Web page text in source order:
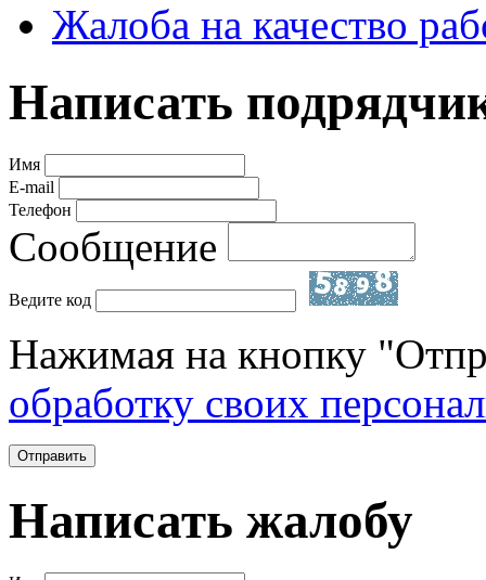
Жалоба на качество
Написать
Имя
E-mail
Телефон
Сообщение
Ведите код
Нажимая на кнопку
обработку своих
Отправить
Написать жалобу